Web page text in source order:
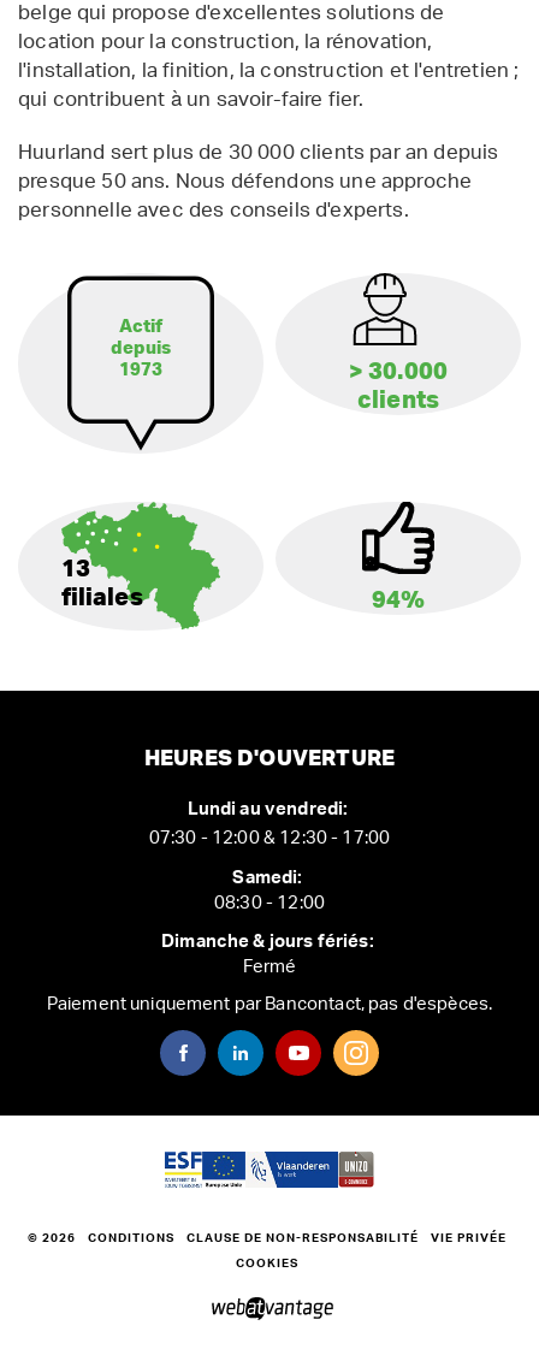
belge qui propose d'excellentes solutions de
location pour la construction, la rénovation,
l'installation, la finition, la construction et l'entretien ;
qui contribuent à un savoir-faire fier.
Huurland sert plus de 30 000 clients par an depuis
presque 50 ans. Nous défendons une approche
personnelle avec des conseils d'experts.
Actif
depuis
1973
> 30.000
clients
13
filiales
94%
HEURES D'OUVERTURE
Lundi au vendredi:
07:30 - 12:00 & 12:30 - 17:00
Samedi:
08:30 - 12:00
Dimanche & jours fériés:
Fermé
Paiement uniquement par Bancontact, pas d'espèces.
© 2026 CONDITIONS CLAUSE DE NON-RESPONSABILITÉ VIE PRIVÉE
COOKIES